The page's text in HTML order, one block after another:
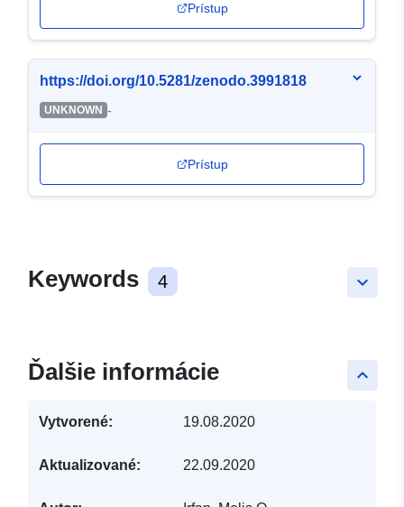
Prístup
https://doi.org/10.5281/zenodo.3991818
UNKNOWN -
Prístup
keyboard_arrow_down
Keywords 4
keyboard_arrow_up
Ďalšie informácie
Vytvorené: 19.08.2020
Aktualizované: 22.09.2020